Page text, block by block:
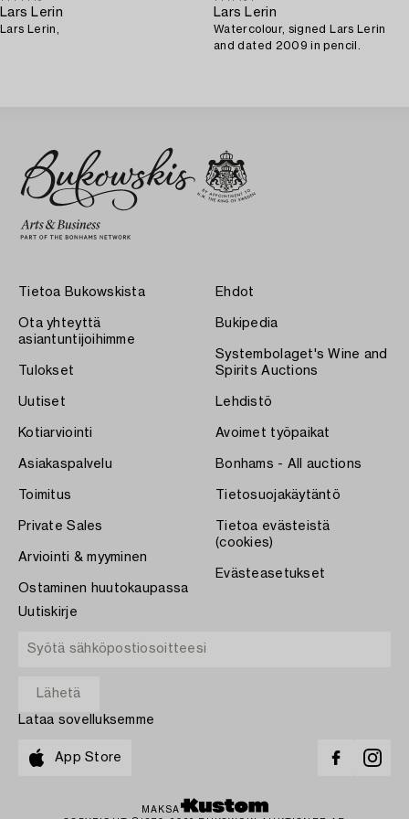
Lars Lerin
Lars Lerin,
Lars Lerin
Watercolour, signed Lars Lerin
and dated 2009 in pencil.
Tietoa Bukowskista
Ota yhteyttä
asiantuntijoihimme
Tulokset
Uutiset
Kotiarviointi
Asiakaspalvelu
Toimitus
Private Sales
Arviointi & myyminen
Ostaminen huutokaupassa
Ehdot
Bukipedia
Systembolaget's Wine and
Spirits Auctions
Lehdistö
Avoimet työpaikat
Bonhams - All auctions
Tietosuojakäytäntö
Tietoa evästeistä
(cookies)
Evästeasetukset
Uutiskirje
Lataa sovelluksemme
App Store
MAKSA